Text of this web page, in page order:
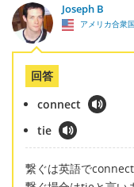
Joseph B
アメリカ合衆国
回答
connect
tie
繋ぐは英語で